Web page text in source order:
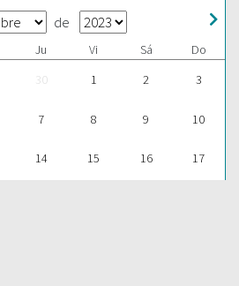
de
Ju Vi Sá
Do
30 1 2 3
7 8 9 10
14 15 16 17